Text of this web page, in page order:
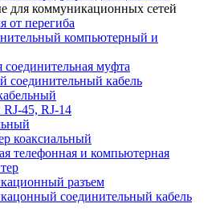
для коммуникационных сетей
от перегиба
компьютерный и
соединительная муфта
соединительный кабель
45, RJ-14
коаксиальный
телефонная и компьютерная
разъем
соединительный кабель